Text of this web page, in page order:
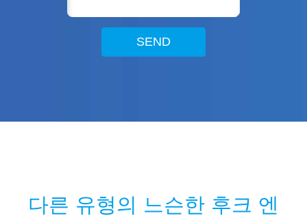
SEND
다른 유형의 느슨한 후크 엔